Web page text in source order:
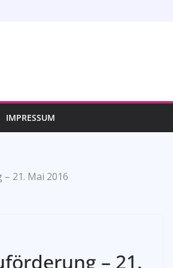
IMPRESSUM
21. Mai 2016
– 21.